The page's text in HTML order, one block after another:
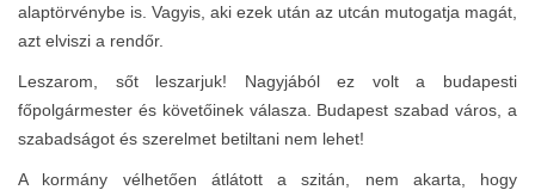
alaptörvénybe is. Vagyis, aki ezek után az utcán mutogatja magát,
azt elviszi a rendőr.
Leszarom, sőt leszarjuk! Nagyjából ez volt a budapesti
főpolgármester és követőinek válasza. Budapest szabad város, a
szabadságot és szerelmet betiltani nem lehet!
A kormány vélhetően átlátott a szitán, nem akarta, hogy